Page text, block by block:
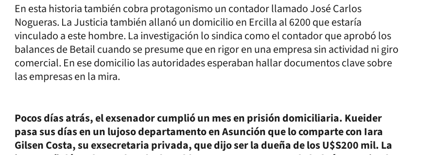
En esta historia también cobra protagonismo un contador llamado José Carlos
Nogueras. La Justicia también allanó un domicilio en Ercilla al 6200 que estaría
vinculado a este hombre. La investigación lo sindica como el contador que aprobó los
balances de Betail cuando se presume que en rigor en una empresa sin actividad ni giro
comercial. En ese domicilio las autoridades esperaban hallar documentos clave sobre
las empresas en la mira.
Pocos días atrás, el exsenador cumplió un mes en prisión domiciliaria. Kueider
pasa sus días en un lujoso departamento en Asunción que lo comparte con Iara
Gilsen Costa, su exsecretaria privada, que dijo ser la dueña de los U$S200 mil. La